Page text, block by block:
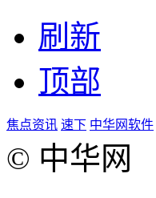
刷新
顶部
焦点资讯 速下 中华网软件
© 中华网